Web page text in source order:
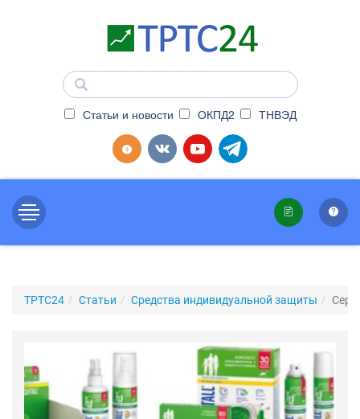
Статьи и новости ОКПД2 ТНВЭД
ТРТС24 Статьи Средства индивидуальной защиты